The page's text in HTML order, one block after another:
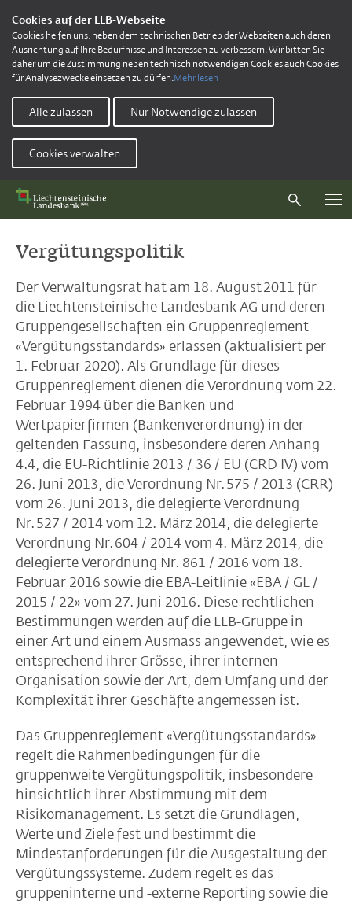
Cookies auf der LLB-Webseite
Cookies helfen uns, neben dem technischen Betrieb der Webseiten auch deren
Ausrichtung auf Ihre Bedürfnisse und Interessen zu verbessern. Wir bitten Sie
daher um die Zustimmung neben technisch notwendigen Cookies auch Cookies
für Analysezwecke einsetzen zu dürfen.Mehr lesen
Alle zulassen Nur Notwendige zulassen
Cookies verwalten
Vergütungspolitik
Der Verwaltungsrat hat am 18. August 2011 für
die Liechtensteinische Landesbank AG und deren
Gruppengesellschaften ein Gruppenreglement
«Vergütungsstandards» erlassen (aktualisiert per
1. Februar 2020). Als Grundlage für dieses
Gruppenreglement dienen die Verordnung vom 22.
Februar 1994 über die Banken und
Wertpapierfirmen (Bankenverordnung) in der
geltenden Fassung, insbesondere deren Anhang
4.4, die EU-Richtlinie 2013 / 36 / EU (CRD IV) vom
26. Juni 2013, die Verordnung Nr. 575 / 2013 (CRR)
vom 26. Juni 2013, die delegierte Verordnung
Nr. 527 / 2014 vom 12. März 2014, die delegierte
Verordnung Nr. 604 / 2014 vom 4. März 2014, die
delegierte Verordnung Nr. 861 / 2016 vom 18.
Februar 2016 sowie die EBA-Leitlinie «EBA / GL /
2015 / 22» vom 27. Juni 2016. Diese rechtlichen
Bestimmungen werden auf die LLB-Gruppe in
einer Art und einem Ausmass angewendet, wie es
entsprechend ihrer Grösse, ihrer internen
Organisation sowie der Art, dem Umfang und der
Komplexität ihrer Geschäfte angemessen ist.
Das Gruppenreglement «Vergütungsstandards»
regelt die Rahmenbedingungen für die
gruppenweite Vergütungspolitik, insbesondere
hinsichtlich ihrer Abstimmung mit dem
Risikomanagement. Es setzt die Grundlagen,
Werte und Ziele fest und bestimmt die
Mindestanforderungen für die Ausgestaltung der
Vergütungssysteme. Zudem regelt es das
gruppeninterne und -externe Reporting sowie die